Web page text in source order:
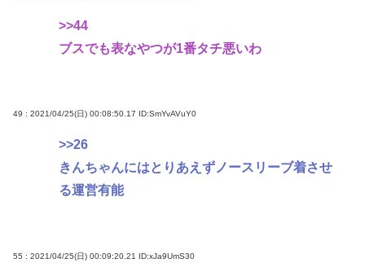
>>44
ブスでも表なやつが1番タチ悪いわ
49 : 2021/04/25(日) 00:08:50.17 ID:SmYvAVuY0
>>26
きんちゃんにはとりあえずノースリーブ着させ
る運営有能
55 : 2021/04/25(日) 00:09:20.21 ID:xJa9UmS30